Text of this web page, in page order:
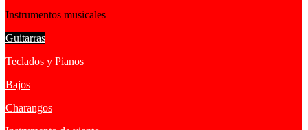
Instrumentos musicales
Guitarras
Teclados y Pianos
Bajos
Charangos